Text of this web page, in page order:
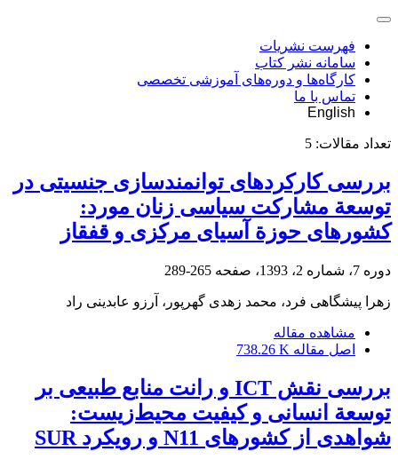
فهرست نشریات
سامانه نشر کتاب
کارگاه‌ها و دوره‌های آموزشی تخصصی
تماس با ما
English
تعداد مقالات: 5
بررسی کارکردهای توانمندسازی جنسیتی در
توسعة مشارکت سیاسی زنان مورد:
کشورهای حوزة آسیای مرکزی و قفقاز
دوره 7، شماره 2، 1393، صفحه 265-289
زهرا پیشگاهی فرد، محمد زهدی گهرپور، آرزو عابدینی راد
مشاهده مقاله
اصل مقاله 738.26 K
بررسی نقش ICT و رانت منابع طبیعی بر
توسعة انسانی و کیفیت محیط‌زیست:
شواهدی از کشورهای N11 و رویکرد SUR